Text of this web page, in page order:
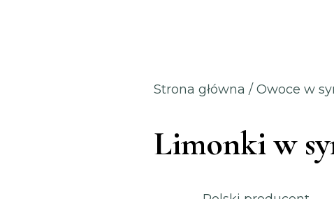
Strona główna / Owoce w
Limonki w